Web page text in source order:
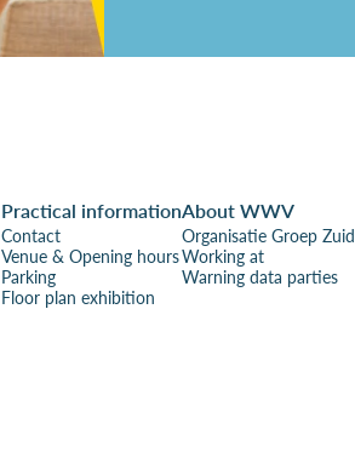
Practical information
Contact
Venue & Opening hours
Parking
Floor plan exhibition
About WWV
Organisatie Groep Zuid
Working at
Warning data parties